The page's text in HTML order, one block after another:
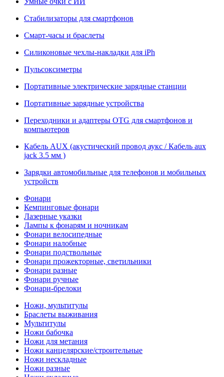
Стабилизаторы для смартфонов
Смарт-часы и браслеты
Силиконовые чехлы-накладки для iPh
Пульсоксиметры
Портативные электрические зарядные станции
Портативные зарядные устройства
Переходники и адаптеры OTG для смартфонов и
компьютеров
Кабель AUX (акустический провод аукс / Кабель aux
jack 3.5 мм )
Зарядки автомобильные для телефонов и мобильных
устройств
Фонари
Кемпинговые фонари
Лазерные указки
Лампы к фонарям и ночникам
Фонари велосипедные
Фонари налобные
Фонари подствольные
Фонари прожекторные, светильники
Фонари разные
Фонари ручные
Фонари-брелоки
Ножи, мультитулы
Браслеты выживания
Мультитулы
Ножи бабочка
Ножи для метания
Ножи канцелярские/строительные
Ножи нескладные
Ножи разные